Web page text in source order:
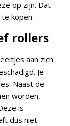
op zijn. Dat
kopen.
rollers
aan zich
Je
Naast de
worden,
is
dus niet